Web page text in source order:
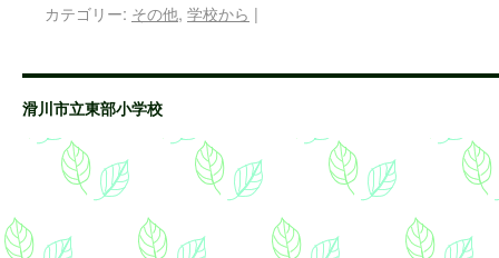
カテゴリー: その他, 学校から |
滑川市立東部小学校